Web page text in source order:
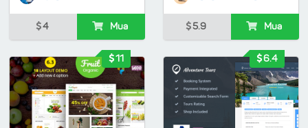
4 Mua 5.9 Mua
11 6.4